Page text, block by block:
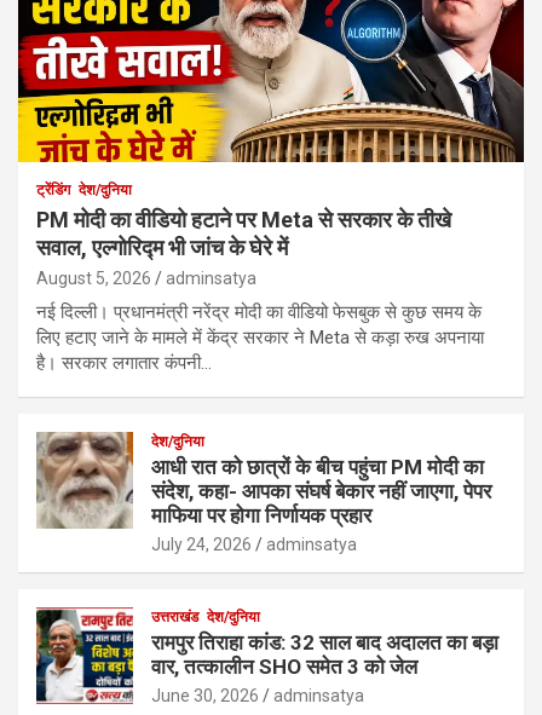
ट्रेंडिंग देश/दुनिया
PM मोदी का वीडियो हटाने पर Meta से सरकार के तीखे
सवाल, एल्गोरिद्म भी जांच के घेरे में
August 5, 2026 adminsatya
नई दिल्ली। प्रधानमंत्री नरेंद्र मोदी का वीडियो फेसबुक से कुछ समय के
लिए हटाए जाने के मामले में केंद्र सरकार ने Meta से कड़ा रुख अपनाया
है। सरकार लगातार कंपनी…
देश/दुनिया
आधी रात को छात्रों के बीच पहुंचा PM मोदी का
संदेश, कहा- आपका संघर्ष बेकार नहीं जाएगा, पेपर
माफिया पर होगा निर्णायक प्रहार
July 24, 2026 adminsatya
उत्तराखंड देश/दुनिया
रामपुर तिराहा कांड: 32 साल बाद अदालत का बड़ा
वार, तत्कालीन SHO समेत 3 को जेल
June 30, 2026 adminsatya